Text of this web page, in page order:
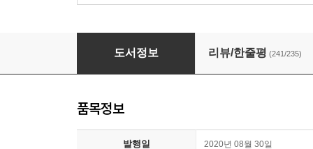
도서정보 리뷰/한줄평 (241/235)
품목정보
발행일 2020년 08월 30일